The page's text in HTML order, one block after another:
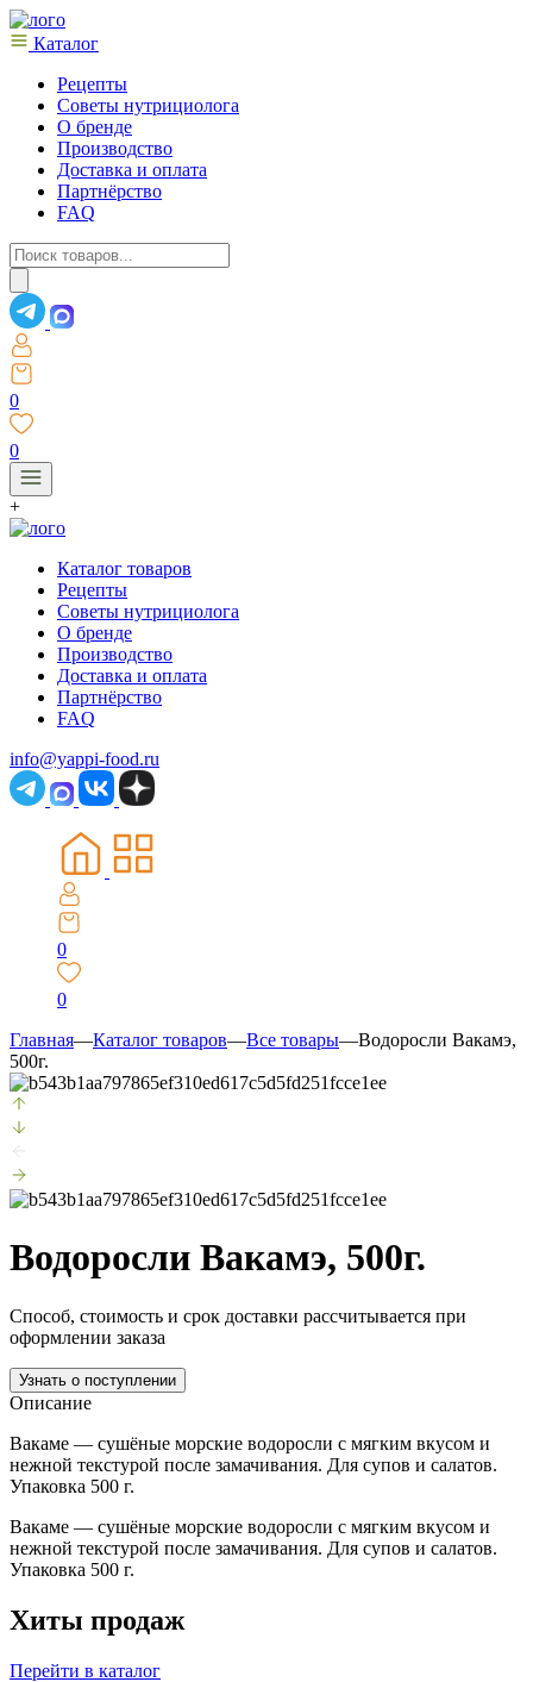
Каталог
Рецепты
Советы нутрициолога
О бренде
Производство
Доставка и оплата
Партнёрство
FAQ
Поиск
товаров
0
0
+
Каталог товаров
Рецепты
Советы нутрициолога
О бренде
Производство
Доставка и оплата
Партнёрство
FAQ
info@yappi-food.ru
0
0
Главная—Каталог товаров—Все товары—Водоросли Вакамэ,
500г.
Водоросли Вакамэ, 500г.
Способ, стоимость и срок доставки рассчитывается при
оформлении заказа
Узнать о поступлении
Описание
Вакаме — сушёные морские водоросли с мягким вкусом и
нежной текстурой после замачивания. Для супов и салатов.
Упаковка 500 г.
Вакаме — сушёные морские водоросли с мягким вкусом и
нежной текстурой после замачивания. Для супов и салатов.
Упаковка 500 г.
Хиты продаж
Перейти в каталог